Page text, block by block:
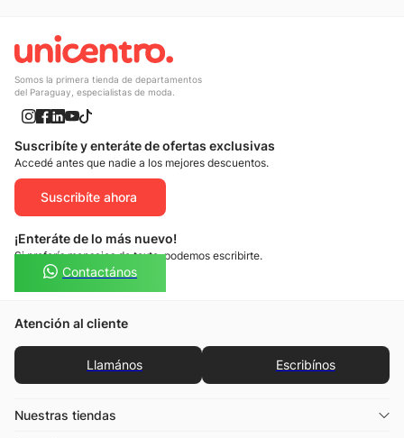
Somos la primera tienda de departamentos
del Paraguay, especialistas de moda.
Suscribíte y enteráte de ofertas exclusivas
Accedé antes que nadie a los mejores descuentos.
Suscribíte ahora
¡Enteráte de lo más nuevo!
Si preferís mensajes de texto, podemos escribirte.
Contactános
Atención al cliente
Llamános Escribínos
Nuestras tiendas